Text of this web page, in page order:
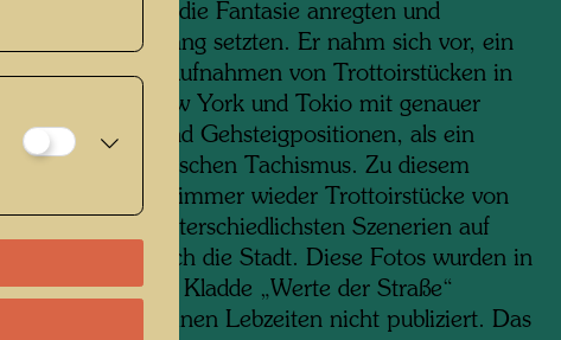
Milch, die Fantasie anregten und
in Gang setzten. Er nahm sich vor, ein
zu machen mit Aufnahmen von Trottoirstücken in
Paris, Rom, New York und Tokio mit genauer
der Straßen und Gehsteigpositionen, als ein
des automatischen Tachismus. Zu diesem
fotografierte er immer wieder Trottoirstücke von
aber auch die unterschiedlichsten Szenerien auf
Streifzügen durch die Stadt. Diese Fotos wurden in
Archiv in einer Kladde „Werte der Straße“
aber zu seinen Lebzeiten nicht publiziert. Das